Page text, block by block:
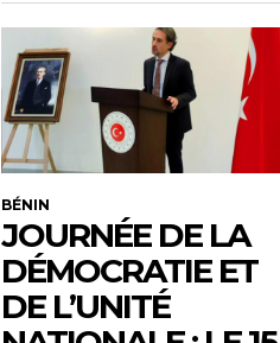
BÉNIN
JOURNÉE DE LA
DÉMOCRATIE ET
DE L’UNITÉ